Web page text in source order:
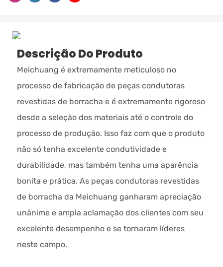
Descrição Do Produto
Meichuang é extremamente meticuloso no
processo de fabricação de peças condutoras
revestidas de borracha e é extremamente rigoroso
desde a seleção dos materiais até o controle do
processo de produção. Isso faz com que o produto
não só tenha excelente condutividade e
durabilidade, mas também tenha uma aparência
bonita e prática. As peças condutoras revestidas
de borracha da Meichuang ganharam apreciação
unânime e ampla aclamação dos clientes com seu
excelente desempenho e se tornaram líderes
neste campo.